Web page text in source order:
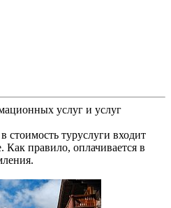
услуг и услуг
стоимость туруслуги входит
Как правило, оплачивается в